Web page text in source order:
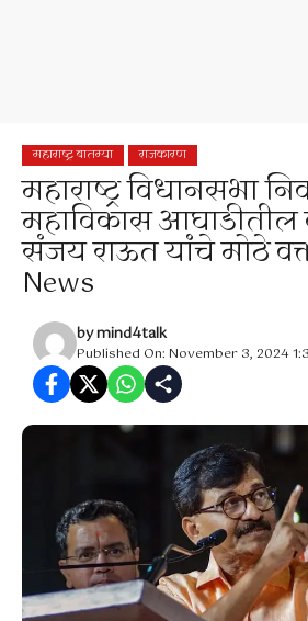
महाराष्ट्र बातम्या राजकारण
महाराष्ट्र विधानसभा
महाविकास आघाडीतील
संजय राऊत यांचे मोठे
News
bymind4talk
Published On: November 3, 2024